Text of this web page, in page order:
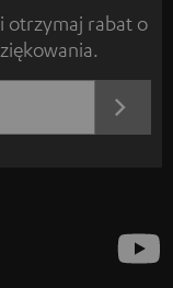
otrzymaj rabat o